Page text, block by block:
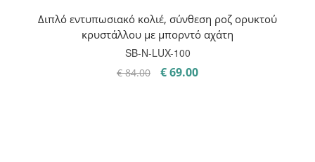
Διπλό εντυπωσιακό κολιέ, σύνθεση ροζ ορυκτού
κρυστάλλου με μπορντό αχάτη
SB-Ν-LUX-100
€84.00
Original
€69.00Η